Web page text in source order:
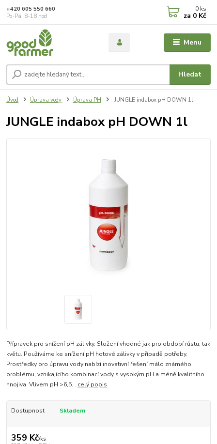
Menu
Hledat
+420 605 550 660
Po-Pá, 8-18 hod
0 ks
za 0 Kč
Úvod Úprava vody Úprava PH JUNGLE indabox pH DOWN 1l
JUNGLE indabox pH DOWN 1l
Přípravek pro snížení pH zálivky. Složení vhodné jak pro období růstu, tak
květu. Používáme ke snížení pH hotové zálivky v případě potřeby.
Prostředky pro úpravu vody nabízí inovativní řešení málo známého
problému, vznikajícího kombinací vody s vysokým pH a méně kvalitního
hnojiva. Vlivem pH >6,5... celý popis
Dostupnost Skladem
359 Kč/ks